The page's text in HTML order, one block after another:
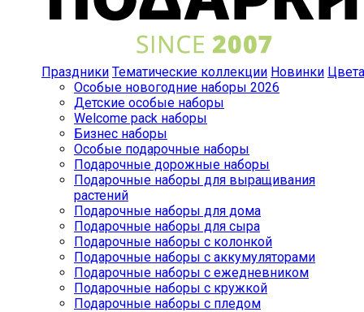
Праздники Тематические коллекции Новинки Цвета
Особые новогодние наборы 2026
Детские особые наборы
Welcome pack наборы
Бизнес наборы
Особые подарочные наборы
Подарочные дорожные наборы
Подарочные наборы для выращивания
растений
Подарочные наборы для дома
Подарочные наборы для сыра
Подарочные наборы с колонкой
Подарочные наборы с аккумуляторами
Подарочные наборы с ежедневником
Подарочные наборы с кружкой
Подарочные наборы с пледом